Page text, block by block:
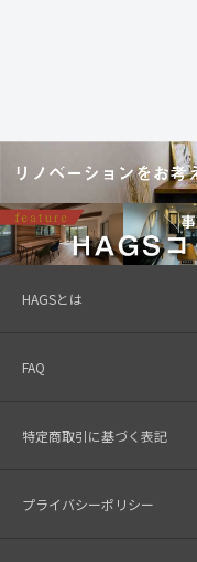
HAGSとは
FAQ
特定商取引に基づく表記
プライバシーポリシー